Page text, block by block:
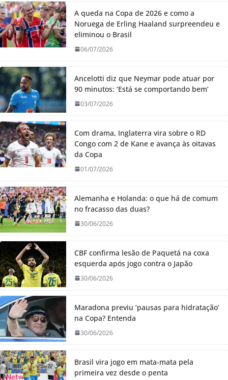
A queda na Copa de 2026 e como a
Noruega de Erling Haaland surpreendeu e
eliminou o Brasil
06/07/2026
Ancelotti diz que Neymar pode atuar por
90 minutos: ‘Está se comportando bem’
03/07/2026
Com drama, Inglaterra vira sobre o RD
Congo com 2 de Kane e avança às oitavas
da Copa
01/07/2026
Alemanha e Holanda: o que há de comum
no fracasso das duas?
30/06/2026
CBF confirma lesão de Paquetá na coxa
esquerda após jogo contra o Japão
30/06/2026
Maradona previu ‘pausas para hidratação’
na Copa? Entenda
30/06/2026
Brasil vira jogo em mata-mata pela
primeira vez desde o penta